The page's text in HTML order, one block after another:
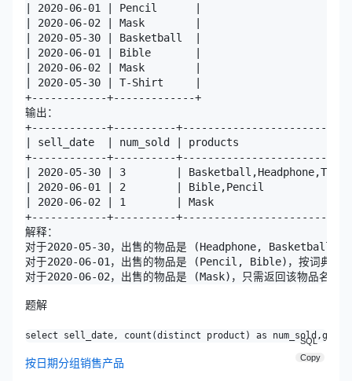
| 2020-06-01 | Pencil      |
| 2020-06-02 | Mask        |
| 2020-05-30 | Basketball  |
| 2020-06-01 | Bible       |
| 2020-06-02 | Mask        |
| 2020-05-30 | T-Shirt     |
+------------+-------------+
输出：
+------------+----------
| sell_date  | num_sold | products
+------------+----------
| 2020-05-30 | 3        | Basketball,Headphone,T-
| 2020-06-01 | 2        | Bible,Pencil
| 2020-06-02 | 1        | Mask
+------------+----------
解释：
对于2020-05-30，出售的物品是 (Headphone, Basketball,
对于2020-06-01，出售的物品是 (Pencil, Bible)，按词典序排
题解
SQL
Copy
按日期分组销售产品